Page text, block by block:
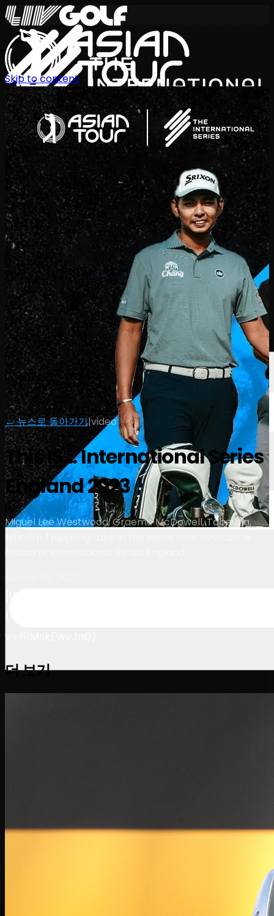
International Series 2026
KO
일정
선수 순위 뉴스 시청
로그인
Skip to content
← 뉴스로 돌아가기|video
This IS... International Series
England 2023
Miguel Lee Westwood, Graeme McDowell, Tabeuna,
v=fRMskEwvJn0)
더 보기